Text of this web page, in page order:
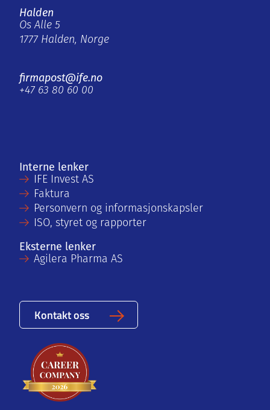
Halden
Os Alle 5
1777 Halden, Norge
firmapost@ife.no
+47 63 80 60 00
Interne lenker
IFE Invest AS
Faktura
Personvern og informasjonskapsler
ISO, styret og rapporter
Eksterne lenker
Agilera Pharma AS
Kontakt oss